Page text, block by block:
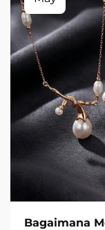
Bagaimana